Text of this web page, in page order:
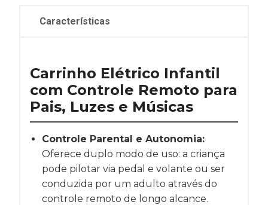
Características
Carrinho Elétrico Infantil
com Controle Remoto para
Pais, Luzes e Músicas
Controle Parental e Autonomia:
Oferece duplo modo de uso: a criança
pode pilotar via pedal e volante ou ser
conduzida por um adulto através do
controle remoto de longo alcance.